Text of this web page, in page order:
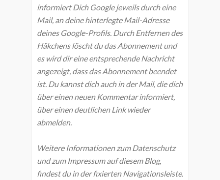
informiert Dich Google jeweils durch eine
Mail, an deine hinterlegte Mail-Adresse
deines Google-Profils. Durch Entfernen des
Häkchens löscht du das Abonnement und
es wird dir eine entsprechende Nachricht
angezeigt, dass das Abonnement beendet
ist. Du kannst dich auch in der Mail, die dich
über einen neuen Kommentar informiert,
über einen deutlichen Link wieder
abmelden.
Weitere Informationen zum Datenschutz
und zum Impressum auf diesem Blog,
findest du in der fixierten Navigationsleiste.